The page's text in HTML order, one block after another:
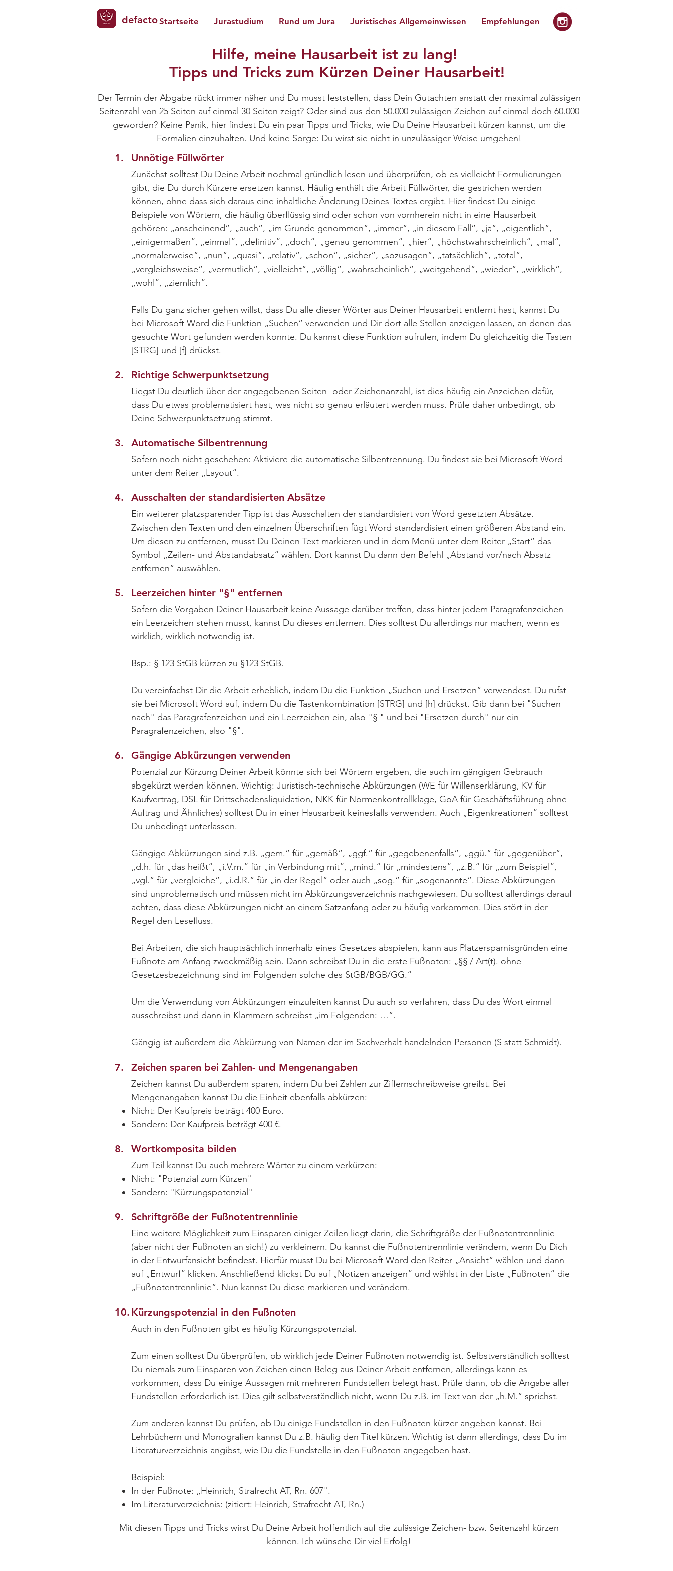
Startseite Jurastudium Rund um Jura Juristisches Allgemeinwissen Empfehlungen
defacto
Hilfe, meine Hausarbeit ist zu lang!
Tipps und Tricks zum Kürzen Deiner Hausarbeit!
Der Termin der Abgabe rückt immer näher und Du musst feststellen, dass Dein Gutachten anstatt der maximal zulässigen
Seitenzahl von 25 Seiten auf einmal 30 Seiten zeigt? Oder sind aus den 50.000 zulässigen Zeichen auf einmal doch 60.000
geworden? Keine Panik, hier findest Du ein paar Tipps und Tricks, wie Du Deine Hausarbeit kürzen kannst, um die
Formalien einzuhalten. Und keine Sorge: Du wirst sie nicht in unzulässiger Weise umgehen!
1. Unnötige Füllwörter
Zunächst solltest Du Deine Arbeit nochmal gründlich lesen und überprüfen, ob es vielleicht Formulierungen
gibt, die Du durch Kürzere ersetzen kannst. Häufig enthält die Arbeit Füllwörter, die gestrichen werden
können, ohne dass sich daraus eine inhaltliche Änderung Deines Textes ergibt. Hier findest Du einige
Beispiele von Wörtern, die häufig überflüssig sind oder schon von vornherein nicht in eine Hausarbeit
gehören:​ „anscheinend“, „auch“, „im Grunde genommen“, „immer“, „in diesem Fall“, „ja“, „eigentlich“,
„einigermaßen“, „einmal“, „definitiv“, „doch“, „genau genommen“, „hier“, „höchstwahrscheinlich“, „mal“,
„normalerweise“, „nun“, „quasi“, „relativ“, „schon“, „sicher“, „sozusagen“, „tatsächlich“, „total“,
„vergleichsweise“, „vermutlich“, „vielleicht“, „völlig“, „wahrscheinlich“, „weitgehend“, „wieder“, „wirklich“,
„wohl“, „ziemlich“.
Falls Du ganz sicher gehen willst, dass Du alle dieser Wörter aus Deiner Hausarbeit entfernt hast, kannst Du
bei Microsoft Word die Funktion „Suchen“ verwenden und Dir dort alle Stellen anzeigen lassen, an denen das
gesuchte Wort gefunden werden konnte. Du kannst diese Funktion aufrufen, indem Du gleichzeitig die Tasten
[STRG] und [f] drückst.
2. Richtige Schwerpunktsetzung
Liegst Du deutlich über der angegebenen Seiten- oder Zeichenanzahl, ist dies häufig ein Anzeichen dafür,
dass Du etwas problematisiert hast, was nicht so genau erläutert werden muss. Prüfe daher unbedingt, ob
Deine Schwerpunktsetzung stimmt.
3. Automatische Silbentrennung
Sofern noch nicht geschehen: Aktiviere die automatische Silbentrennung. Du findest sie bei Microsoft Word
unter dem Reiter „Layout“.
4. Ausschalten der standardisierten Absätze
Ein weiterer platzsparender Tipp ist das Ausschalten der standardisiert von Word gesetzten Absätze.
Zwischen den Texten und den einzelnen Überschriften fügt Word standardisiert einen größeren Abstand ein.
Um diesen zu entfernen, musst Du Deinen Text markieren und in dem Menü unter dem Reiter „Start“ das
Symbol „Zeilen- und Abstandabsatz“ wählen. Dort kannst Du dann den Befehl „Abstand vor/nach Absatz
entfernen“ auswählen.
5. Leerzeichen hinter "§" entfernen
Sofern die Vorgaben Deiner Hausarbeit keine Aussage darüber treffen, dass hinter jedem Paragrafenzeichen
ein Leerzeichen stehen musst, kannst Du dieses entfernen. Dies solltest Du allerdings nur machen, wenn es
wirklich, wirklich notwendig ist.
Bsp.: § 123 StGB kürzen zu §123 StGB.
Du vereinfachst Dir die Arbeit erheblich, indem Du die Funktion „Suchen und Ersetzen“ verwendest. Du rufst
sie bei Microsoft Word auf, indem Du die Tastenkombination [STRG] und [h] drückst. Gib dann bei "Suchen
nach" das Paragrafenzeichen und ein Leerzeichen ein, also "§ " und bei "Ersetzen durch" nur ein
Paragrafenzeichen, also "§".
6. Gängige Abkürzungen verwenden
Potenzial zur Kürzung Deiner Arbeit könnte sich bei Wörtern ergeben, die auch im gängigen Gebrauch
abgekürzt werden können. Wichtig: Juristisch-technische Abkürzungen (WE für Willenserklärung, KV für
Kaufvertrag, DSL für Drittschadensliquidation, NKK für Normenkontrollklage, GoA für Geschäftsführung ohne
Auftrag und Ähnliches) solltest Du in einer Hausarbeit keinesfalls verwenden. Auch „Eigenkreationen“ solltest
Du unbedingt unterlassen.
Gängige Abkürzungen sind z.B. „gem.“ für „gemäß“, „ggf.“ für „gegebenenfalls“, „ggü.“ für „gegenüber“,
„d.h. für „das heißt“, „i.V.m.“ für „in Verbindung mit“, „mind.“ für „mindestens“, „z.B.“ für „zum Beispiel“,
„vgl.“ für „vergleiche“, „i.d.R.“ für „in der Regel“ oder auch „sog.“ für „sogenannte“. Diese Abkürzungen
sind unproblematisch und müssen nicht im Abkürzungsverzeichnis nachgewiesen. Du solltest allerdings darauf
achten, dass diese Abkürzungen nicht an einem Satzanfang oder zu häufig vorkommen. Dies stört in der
Regel den Lesefluss.
Bei Arbeiten, die sich hauptsächlich innerhalb eines Gesetzes abspielen, kann aus Platzersparnisgründen eine
Fußnote am Anfang zweckmäßig sein. Dann schreibst Du in die erste Fußnoten: „§§ / Art(t). ohne
Gesetzesbezeichnung sind im Folgenden solche des StGB/BGB/GG.“
Um die Verwendung von Abkürzungen einzuleiten kannst Du auch so verfahren, dass Du das Wort einmal
ausschreibst und dann in Klammern schreibst „im Folgenden: …“.
Gängig ist außerdem die Abkürzung von Namen der im Sachverhalt handelnden Personen (S statt Schmidt).
7. Zeichen sparen bei Zahlen- und Mengenangaben
Zeichen kannst Du außerdem sparen, indem Du bei Zahlen zur Ziffernschreibweise greifst. Bei
Mengenangaben kannst Du die Einheit ebenfalls abkürzen:
Nicht: Der Kaufpreis beträgt 400 Euro.
Sondern: Der Kaufpreis beträgt 400 €.
8. Wortkomposita bilden
Zum Teil kannst Du auch mehrere Wörter zu einem verkürzen:
Nicht: "Potenzial zum Kürzen"
Sondern: "Kürzungspotenzial"
9. Schriftgröße der Fußnotentrennlinie
Eine weitere Möglichkeit zum Einsparen einiger Zeilen liegt darin, die Schriftgröße der Fußnotentrennlinie
(aber nicht der Fußnoten an sich!) zu verkleinern. Du kannst die Fußnotentrennlinie verändern, wenn Du Dich
in der Entwurfansicht befindest. Hierfür musst Du bei Microsoft Word den Reiter „Ansicht“ wählen und dann
auf „Entwurf“ klicken. Anschließend klickst Du auf „Notizen anzeigen“ und wählst in der Liste „Fußnoten“ die
„Fußnotentrennlinie“. Nun kannst Du diese markieren und verändern.
10. Kürzungspotenzial in den Fußnoten
Auch in den Fußnoten gibt es häufig Kürzungspotenzial.
Zum einen solltest Du überprüfen, ob wirklich jede Deiner Fußnoten notwendig ist. Selbstverständlich solltest
Du niemals zum Einsparen von Zeichen einen Beleg aus Deiner Arbeit entfernen, allerdings kann es
vorkommen, dass Du einige Aussagen mit mehreren Fundstellen belegt hast. Prüfe dann, ob die Angabe aller
Fundstellen erforderlich ist. Dies gilt selbstverständlich nicht, wenn Du z.B. im Text von der „h.M.“ sprichst.
Zum anderen kannst Du prüfen, ob Du einige Fundstellen in den Fußnoten kürzer angeben kannst. Bei
Lehrbüchern und Monografien kannst Du z.B. häufig den Titel kürzen. Wichtig ist dann allerdings, dass Du im
Literaturverzeichnis angibst, wie Du die Fundstelle in den Fußnoten angegeben hast.
Beispiel:
In der Fußnote: „Heinrich, Strafrecht AT, Rn. 607".
Im Literaturverzeichnis: (zitiert: Heinrich, Strafrecht AT, Rn.)
Mit diesen Tipps und Tricks wirst Du Deine Arbeit hoffentlich auf die zulässige Zeichen- bzw. Seitenzahl kürzen
können. Ich wünsche Dir viel Erfolg!